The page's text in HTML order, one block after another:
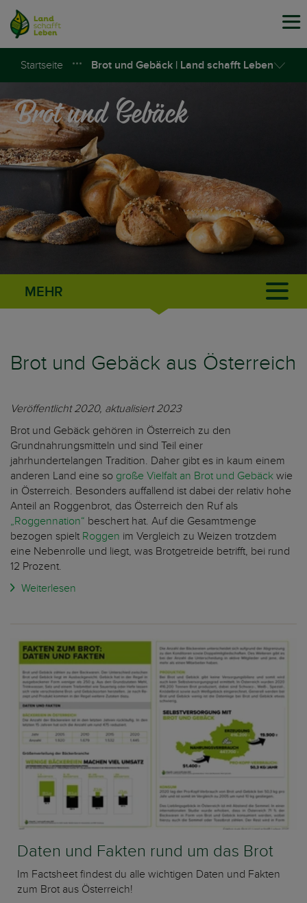
Startseite Brot und Gebäck | Land schafft Leben
Brot und Gebäck
MEHR
Brot und Gebäck aus Österreich
Veröffentlicht 2020, aktualisiert 2023
Brot und Gebäck gehören in Österreich zu den
Grundnahrungsmitteln und sind Teil einer
jahrhundertelangen Tradition. Daher gibt es in kaum einem
anderen Land eine so große Vielfalt an Brot und Gebäck wie
in Österreich. Besonders auffallend ist dabei der relativ hohe
Anteil an Roggenbrot, das Österreich den Ruf als
„Roggennation“ beschert hat. Auf die Gesamtmenge
bezogen spielt Roggen im Vergleich zu Weizen trotzdem
eine Nebenrolle und liegt, was Brotgetreide betrifft, bei rund
12 Prozent.
Weiterlesen
Daten und Fakten rund um das Brot
Im Factsheet findest du alle wichtigen Daten und Fakten
zum Brot aus Österreich!